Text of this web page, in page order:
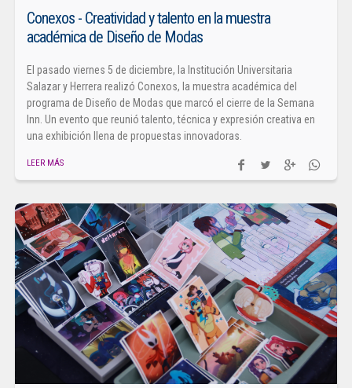
Conexos - Creatividad y talento en la muestra
académica de Diseño de Modas
El pasado viernes 5 de diciembre, la Institución Universitaria
Salazar y Herrera realizó Conexos, la muestra académica del
programa de Diseño de Modas que marcó el cierre de la Semana
Inn. Un evento que reunió talento, técnica y expresión creativa en
una exhibición llena de propuestas innovadoras.
LEER MÁS